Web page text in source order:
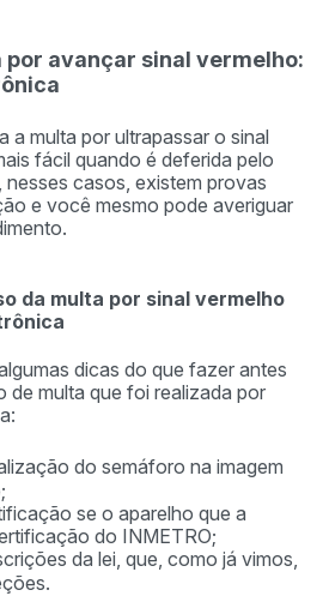
por avançar sinal vermelho:
a multa por ultrapassar o sinal
fácil quando é deferida pelo
casos, existem provas
e você mesmo pode averiguar
da multa por sinal vermelho
dicas do que fazer antes
de multa que foi realizada por
do semáforo na imagem
se o aparelho que a
do INMETRO;
da lei, que, como já vimos,